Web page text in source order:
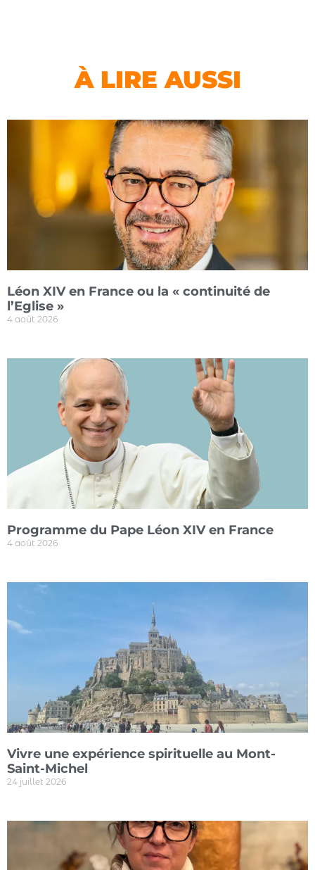
À LIRE AUSSI
Léon XIV en France ou la « continuité de
l’Eglise »
4 août 2026
Programme du Pape Léon XIV en France
4 août 2026
Vivre une expérience spirituelle au Mont-
Saint-Michel
24 juillet 2026